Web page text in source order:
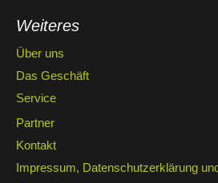
Weiteres
Über uns
Das Geschäft
Service
Partner
Kontakt
Impressum, Datenschutzerklärung